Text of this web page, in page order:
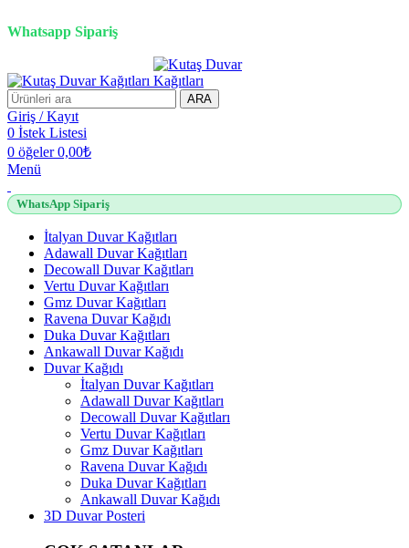
Whatsapp Sipariş
ARA
Giriş / Kayıt
0 İstek Listesi
0 öğeler 0,00₺
Menü
WhatsApp Sipariş
İtalyan Duvar Kağıtları
Adawall Duvar Kağıtları
Decowall Duvar Kağıtları
Vertu Duvar Kağıtları
Gmz Duvar Kağıtları
Ravena Duvar Kağıdı
Duka Duvar Kağıtları
Ankawall Duvar Kağıdı
Duvar Kağıdı
İtalyan Duvar Kağıtları
Adawall Duvar Kağıtları
Decowall Duvar Kağıtları
Vertu Duvar Kağıtları
Gmz Duvar Kağıtları
Ravena Duvar Kağıdı
Duka Duvar Kağıtları
Ankawall Duvar Kağıdı
3D Duvar Posteri